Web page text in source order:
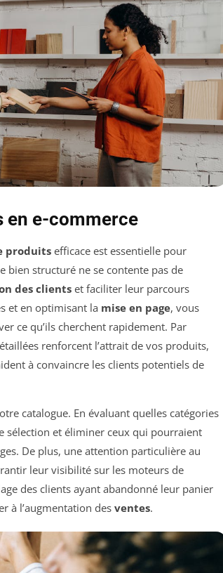
en e-commerce
produitsefficace est essentielle pour
bien structuré ne se contente pas de
des clients et faciliter leur parcours
et en optimisant la mise en page, vous
ce qu’ils cherchent rapidement. Par
renforcent l’attrait de vos produits,
à convaincre les clients potentiels de
catalogue. En évaluant quelles catégories
sélection et éliminer ceux qui pourraient
De plus, une attention particulière au
leur visibilité sur les moteurs de
des clients ayant abandonné leur panier
à l’augmentation desventes.